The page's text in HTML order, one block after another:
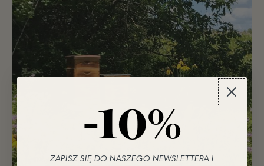
-10%
ZAPISZ SIĘ DO NASZEGO NEWSLETTERA I